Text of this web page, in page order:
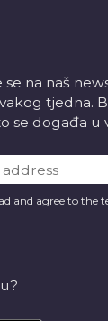
na naš
tjedna.
se događa u
and agree to the